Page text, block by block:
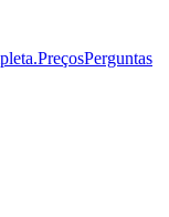
PreçosPerguntas